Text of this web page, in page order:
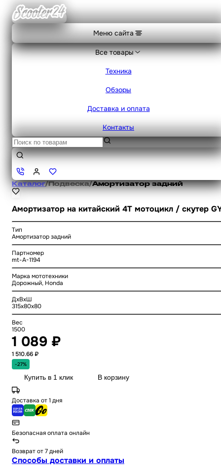
Меню сайта
Все товары
Техника
Обзоры
Доставка и оплата
Контакты
Каталог/Подвеска/Амортизатор задний
Амортизатор на китайский 4Т мотоцикл / скутер
Тип
Амортизатор задний
Партномер
mt-A-1194
Марка мототехники
Дорожный, Honda
ДхВхШ
315x80x80
Вес
1500
1 089 ₽
1 510.66 ₽
-27%
Купить в 1 клик В корзину
Доставка от 1 дня
Безопасная оплата онлайн
Возврат от 7 дней
Способы доставки и оплаты